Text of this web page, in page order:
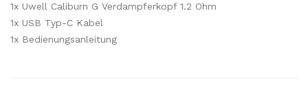
1x Uwell Caliburn G Verdampferkopf 1.2 Ohm
1x USB Typ-C Kabel
1x Bedienungsanleitung